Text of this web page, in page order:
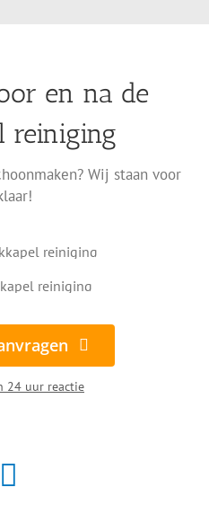
en na de
reiniging
Wij staan voor
24 uur reactie